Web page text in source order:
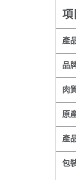
項
產
品
肉
原
產
包